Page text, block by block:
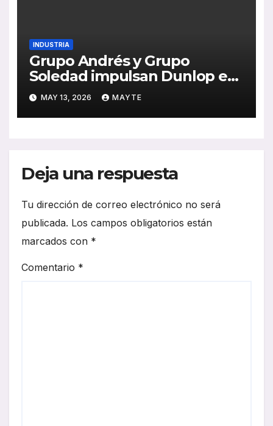
INDUSTRIA
Grupo Andrés y Grupo
Soledad impulsan Dunlop en
España con una alianza
estratégica clave para la
movilidad profesional
MAY 13, 2026 MAYTE
Deja una respuesta
Tu dirección de correo electrónico no será
publicada. Los campos obligatorios están
marcados con *
Comentario *